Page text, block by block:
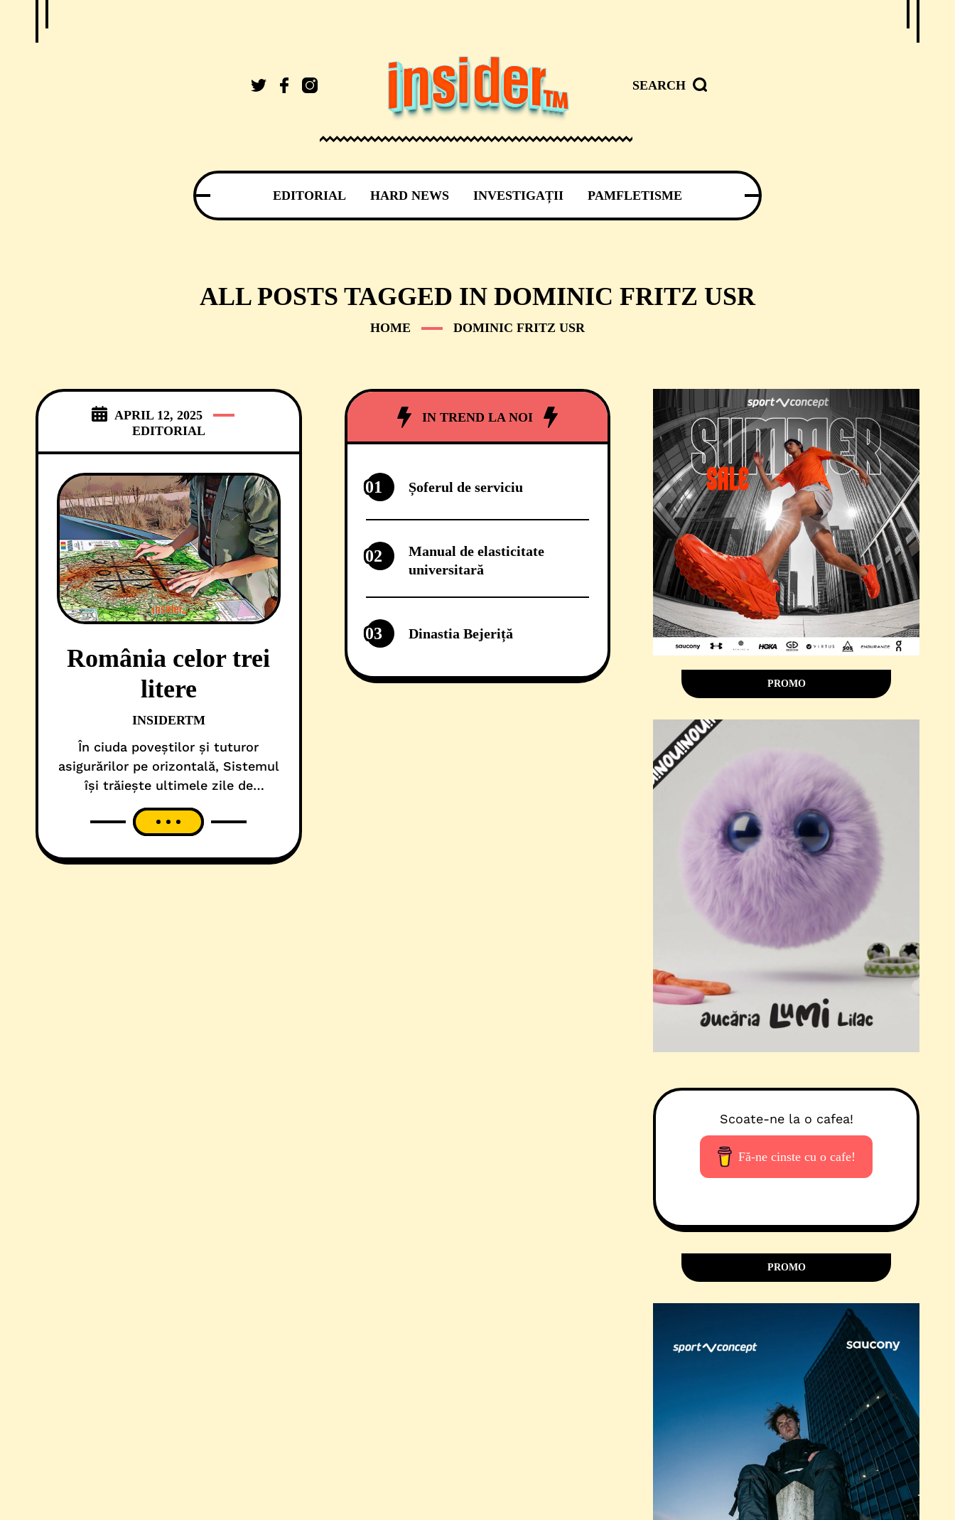
SEARCH
EDITORIAL HARD NEWS INVESTIGAȚII PAMFLETISME
ALL POSTS TAGGED IN DOMINIC FRITZ USR
HOME DOMINIC FRITZ USR
APRIL 12, 2025
EDITORIAL
România celor trei
litere
INSIDERTM
În ciuda poveștilor și tuturor
asigurărilor pe orizontală, Sistemul
își trăiește ultimele zile de
opresiune! Se vede asta din
frustrări, greșeli și disperarea cu
semnalizează, de la o poștă! Mai
IN TREND LA NOI
01 Șoferul de serviciu
02
Manual de elasticitate
universitară
03 Dinastia Bejeriță
PROMO
Scoate-ne la o cafea!
Fă-ne cinste cu o cafe!
PROMO